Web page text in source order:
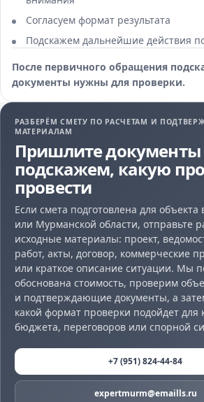
Согласуем формат результата
Подскажем дальнейшие действия
После первичного обращения
документы нужны для проверки.
РАЗБЕРЁМ СМЕТУ ПО РАСЧЕТАМ И
МАТЕРИАЛАМ
Пришлите
подскажем, какую
провести
Если смета подготовлена для
или Мурманской области, отправьте
исходные материалы: проект,
работ, акты, договор, коммерческие
или краткое описание ситуации. Мы
обоснована стоимость, проверим
и подтверждающие документы, а
какой формат проверки подойдет для
бюджета, переговоров или спорной
+7 (951) 824-44-84
expertmurm@emaills.ru